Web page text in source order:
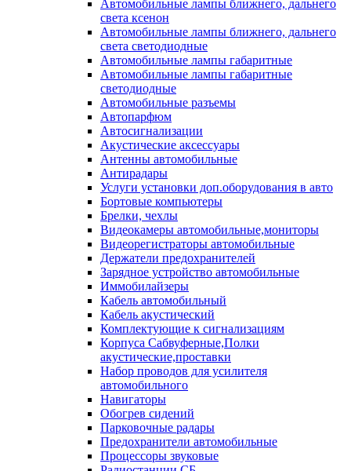
Автомобильные лампы ближнего, дальнего
света ксенон
Автомобильные лампы ближнего, дальнего
света светодиодные
Автомобильные лампы габаритные
Автомобильные лампы габаритные
светодиодные
Автомобильные разъемы
Автопарфюм
Автосигнализации
Акустические аксессуары
Антенны автомобильные
Антирадары
Услуги установки доп.оборудования в авто
Бортовые компьютеры
Брелки, чехлы
Видеокамеры автомобильные,мониторы
Видеорегистраторы автомобильные
Держатели предохранителей
Зарядное устройство автомобильные
Иммобилайзеры
Кабель автомобильный
Кабель акустический
Комплектующие к сигнализациям
Корпуса Сабвуферные,Полки
акустические,проставки
Набор проводов для усилителя
автомобильного
Навигаторы
Обогрев сидений
Парковочные радары
Предохранители автомобильные
Процессоры звуковые